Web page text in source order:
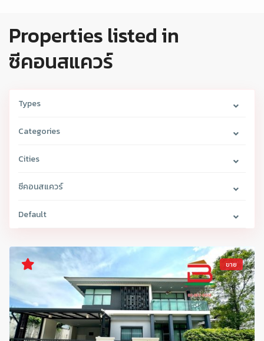
Properties listed in
ซีคอนสแควร์
Types
Categories
Cities
ซีคอนสแควร์
Default
ขาย